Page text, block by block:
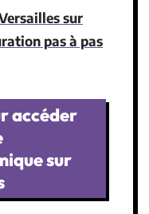
sur
pas à pas
accéder
sur